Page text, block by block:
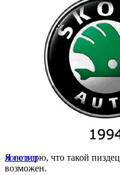
Я не верю, что такой пиздец
возможен.
логотип